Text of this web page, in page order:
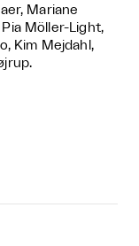
Mariane
Möller-Light,
Kim Mejdahl,